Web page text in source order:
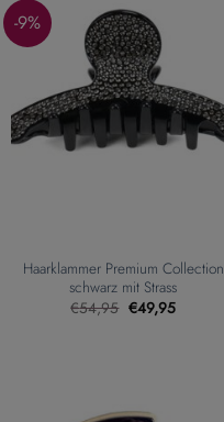
-9%
Haarklammer Premium Collection
schwarz mit Strass
€54,95 Ursprünglicher
Preis
€49,95Aktueller
Preis